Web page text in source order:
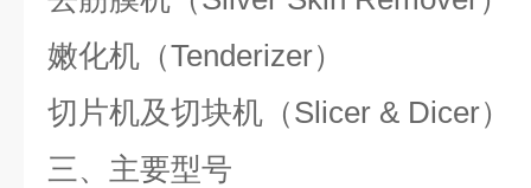
嫩化机（Tenderizer）
切片机及切块机（Slicer & Dicer）
三、主要型号